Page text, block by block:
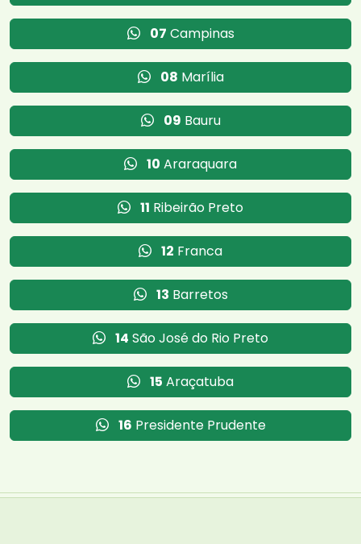
07 Campinas
08 Marília
09 Bauru
10 Araraquara
11 Ribeirão Preto
12 Franca
13 Barretos
14 São José do Rio Preto
15 Araçatuba
16 Presidente Prudente